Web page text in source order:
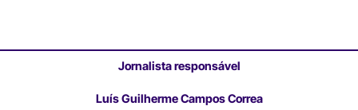
Jornalista responsável
Luís Guilherme Campos Correa